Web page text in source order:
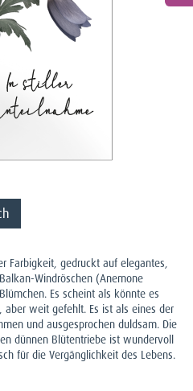
Farbigkeit, gedruckt auf elegantes,
Windröschen (Anemone
Es scheint als könnte es
aber weit gefehlt. Es ist als eines der
und ausgesprochen duldsam. Die
dünnen Blütentriebe ist wundervoll
für die Vergänglichkeit des Lebens.